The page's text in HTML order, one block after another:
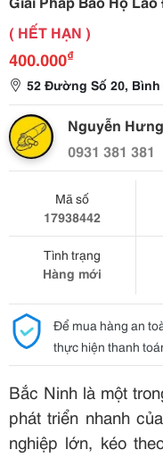
( HẾT HẠN )
400.000₫
52 Đường Số 20,
Nguyễn Hưng
0931 381 381
Mã số
17938442
Tình trạng
Hàng mới
Để mua hàng an
thực hiện thanh
Bắc Ninh là một
phát triển nhanh
nghiệp lớn, kéo